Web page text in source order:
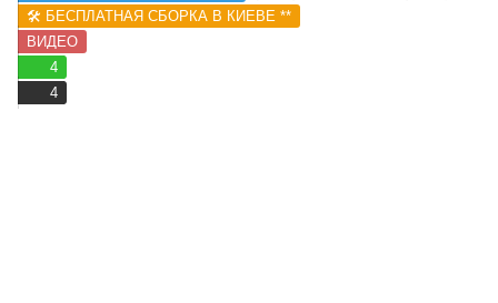
🛠️ БЕСПЛАТНАЯ СБОРКА В КИЕВЕ **
ВИДЕО
4
4